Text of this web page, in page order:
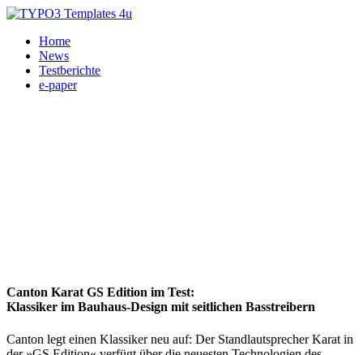
Home
News
Testberichte
e-paper
Canton Karat GS Edition im Test:
Klassiker im Bauhaus-Design mit seitlichen Basstreibern
Canton legt einen Klassiker neu auf: Der Standlautsprecher Karat in